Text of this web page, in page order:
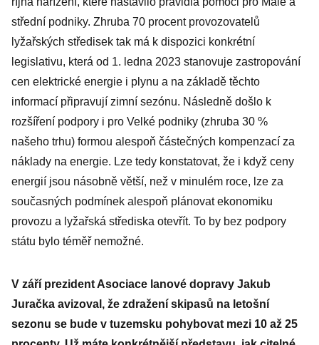
střední podniky. Zhruba 70 procent provozovatelů
lyžařských středisek tak má k dispozici konkrétní
legislativu, která od 1. ledna 2023 stanovuje zastropování
cen elektrické energie i plynu a na základě těchto
informací připravují zimní sezónu. Následně došlo k
rozšíření podpory i pro Velké podniky (zhruba 30 %
našeho trhu) formou alespoň částečných kompenzací za
náklady na energie. Lze tedy konstatovat, že i když ceny
energií jsou násobně větší, než v minulém roce, lze za
současných podmínek alespoň plánovat ekonomiku
provozu a lyžařská střediska otevřít. To by bez podpory
státu bylo téměř nemožné.
V září prezident Asociace lanové dopravy Jakub
Juračka avizoval, že zdražení skipasů na letošní
sezonu se bude v tuzemsku pohybovat mezi 10 až 25